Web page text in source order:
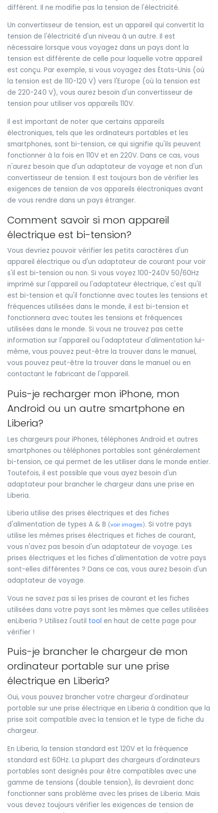
différent. Il ne modifie pas la tension de l'électricité.
Un convertisseur de tension, est un appareil qui convertit la
tension de l'électricité d'un niveau à un autre. Il est
nécessaire lorsque vous voyagez dans un pays dont la
tension est différente de celle pour laquelle votre appareil
est conçu. Par exemple, si vous voyagez des États-Unis (où
la tension est de 110-120 V) vers l'Europe (où la tension est
de 220-240 V), vous aurez besoin d'un convertisseur de
tension pour utiliser vos appareils 110V.
Il est important de noter que certains appareils
électroniques, tels que les ordinateurs portables et les
smartphones, sont bi-tension, ce qui signifie qu'ils peuvent
fonctionner à la fois en 110V et en 220V. Dans ce cas, vous
n'aurez besoin que d'un adaptateur de voyage et non d'un
convertisseur de tension. Il est toujours bon de vérifier les
exigences de tension de vos appareils électroniques avant
de vous rendre dans un pays étranger.
Comment savoir si mon appareil
électrique est bi-tension?
Vous devriez pouvoir vérifier les petits caractères d'un
appareil électrique ou d'un adaptateur de courant pour voir
s'il est bi-tension ou non. Si vous voyez 100-240V 50/60Hz
imprimé sur l'appareil ou l'adaptateur électrique, c'est qu'il
est bi-tension et qu'il fonctionne avec toutes les tensions et
fréquences utilisées dans le monde, il est bi-tension et
fonctionnera avec toutes les tensions et fréquences
utilisées dans le monde. Si vous ne trouvez pas cette
information sur l'appareil ou l'adaptateur d'alimentation lui-
même, vous pouvez peut-être la trouver dans le manuel,
vous pouvez peut-être la trouver dans le manuel ou en
contactant le fabricant de l'appareil.
Puis-je recharger mon iPhone, mon
Android ou un autre smartphone en
Liberia?
Les chargeurs pour iPhones, téléphones Android et autres
smartphones ou téléphones portables sont généralement
bi-tension, ce qui permet de les utiliser dans le monde entier.
Toutefois, il est possible que vous ayez besoin d'un
adaptateur pour brancher le chargeur dans une prise en
Liberia.
Liberia utilise des prises électriques et des fiches
d'alimentation de types A & B (voir images). Si votre pays
utilise les mêmes prises électriques et fiches de courant,
vous n'avez pas besoin d'un adaptateur de voyage. Les
prises électriques et les fiches d'alimentation de votre pays
sont-elles différentes ? Dans ce cas, vous aurez besoin d'un
adaptateur de voyage.
Vous ne savez pas si les prises de courant et les fiches
utilisées dans votre pays sont les mêmes que celles utilisées
enLiberia ? Utilisez l'outil tool en haut de cette page pour
vérifier !
Puis-je brancher le chargeur de mon
ordinateur portable sur une prise
électrique en Liberia?
Oui, vous pouvez brancher votre chargeur d'ordinateur
portable sur une prise électrique en Liberia à condition que la
prise soit compatible avec la tension et le type de fiche du
chargeur.
En Liberia, la tension standard est 120V et la fréquence
standard est 60Hz. La plupart des chargeurs d'ordinateurs
portables sont designés pour être compatibles avec une
gamme de tensions (double tension), ils devraient donc
fonctionner sans problème avec les prises de Liberia. Mais
vous devez toujours vérifier les exigences de tension de